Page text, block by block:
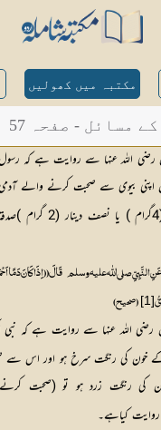
مکتبہ میں کھولیں
مسائل - صفحہ 57
اللہ عنہا سے روایت ہے کہ رسول
بیوی سے صحبت کرنے والے
النَّبِیِّ صلی اللّٰه علیہ وسلم
[1] (صحیح)
اللہ عنہا سے روایت ہے کہ نبی
کیاہے۔